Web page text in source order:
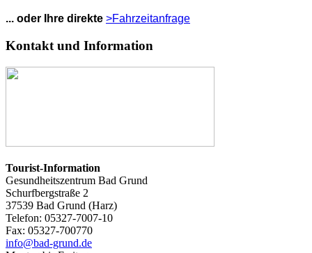
... oder Ihre direkte >Fahrzeitanfrage
Kontakt und Information
Tourist-Information
Gesundheitszentrum Bad Grund
Schurfbergstraße 2
37539 Bad Grund (Harz)
Telefon: 05327-7007-10
Fax: 05327-700770
info@bad-grund.de